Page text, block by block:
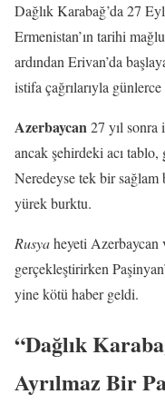
Dağlık Karabağ’da 27
Ermenistan’ın tarihi
ardından Erivan’da
istifa çağrılarıyla
Azerbaycan27 yıl sonra
ancak şehirdeki acı tablo,
Neredeyse tek bir
yürek burktu.
Rusyaheyeti Azerbaycan
gerçekleştirirken
yine kötü haber geldi.
“Dağlık
Ayrılmaz Bir